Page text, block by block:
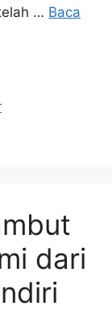
… Baca
dari